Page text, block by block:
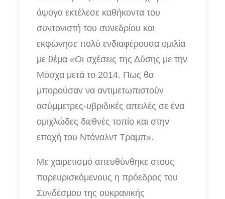
άψογα εκτέλεσε καθήκοντα του
συντονιστή του συνεδρίου και
εκφώνησε πολύ ενδιαφέρουσα ομιλία
με θέμα «Oι σχέσεις της Δύσης με την
Μόσχα μετά το 2014. Πως θα
μπορούσαν να αντιμετωπιστούν
ασύμμετρες-υβριδικές απειλές σε ένα
ομιχλώδες διεθνές τοπίο και στην
εποχή του Ντόναλντ Τραμπ».
Με χαιρετισμό απευθύνθηκε στους
παρευρισκόμενους η πρόεδρος του
Συνδέσμου της ουκρανικής